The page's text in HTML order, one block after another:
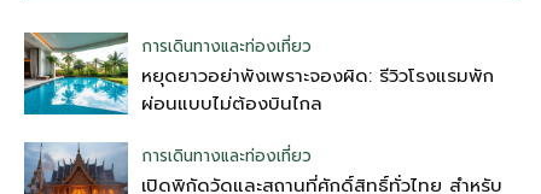
การเดินทางและท่องเที่ยว
หยุดยาวอย่าพังเพราะจองผิด: รีวิวโรงแรมพัก
ผ่อนแบบไม่ต้องบินไกล
การเดินทางและท่องเที่ยว
เปิดพิกัดวัดและสถานที่ศักดิ์สิทธิ์ทั่วไทย สำหรับ